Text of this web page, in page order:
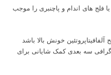
فلج های اندام و پاچنبری را موجب
خونش بالا باشد
سه بعدی کمک شایانی برای